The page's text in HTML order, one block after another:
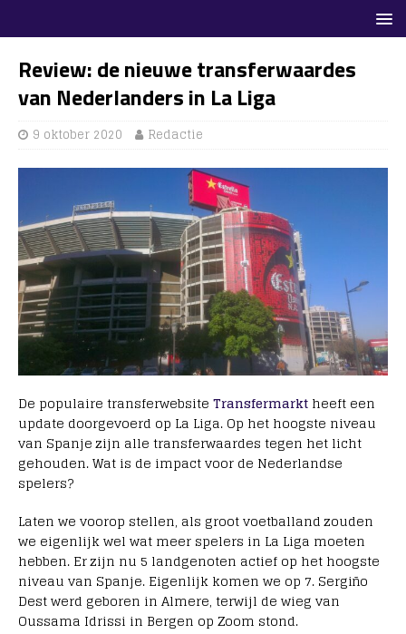
Review: de nieuwe transferwaardes
van Nederlanders in La Liga
9 oktober 2020 Redactie
De populaire transferwebsite Transfermarkt heeft een
update doorgevoerd op La Liga. Op het hoogste niveau
van Spanje zijn alle transferwaardes tegen het licht
gehouden. Wat is de impact voor de Nederlandse
spelers?
Laten we voorop stellen, als groot voetballand zouden
we eigenlijk wel wat meer spelers in La Liga moeten
hebben. Er zijn nu 5 landgenoten actief op het hoogste
niveau van Spanje. Eigenlijk komen we op 7. Sergiño
Dest werd geboren in Almere, terwijl de wieg van
Oussama Idrissi in Bergen op Zoom stond.